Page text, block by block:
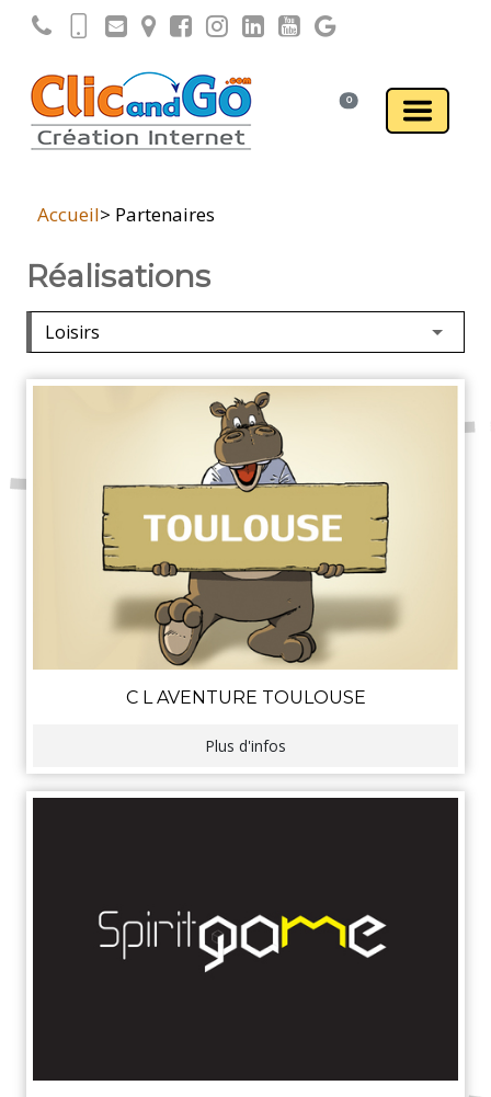
0
Accueil> Partenaires
Réalisations
C L AVENTURE TOULOUSE
Plus d'infos